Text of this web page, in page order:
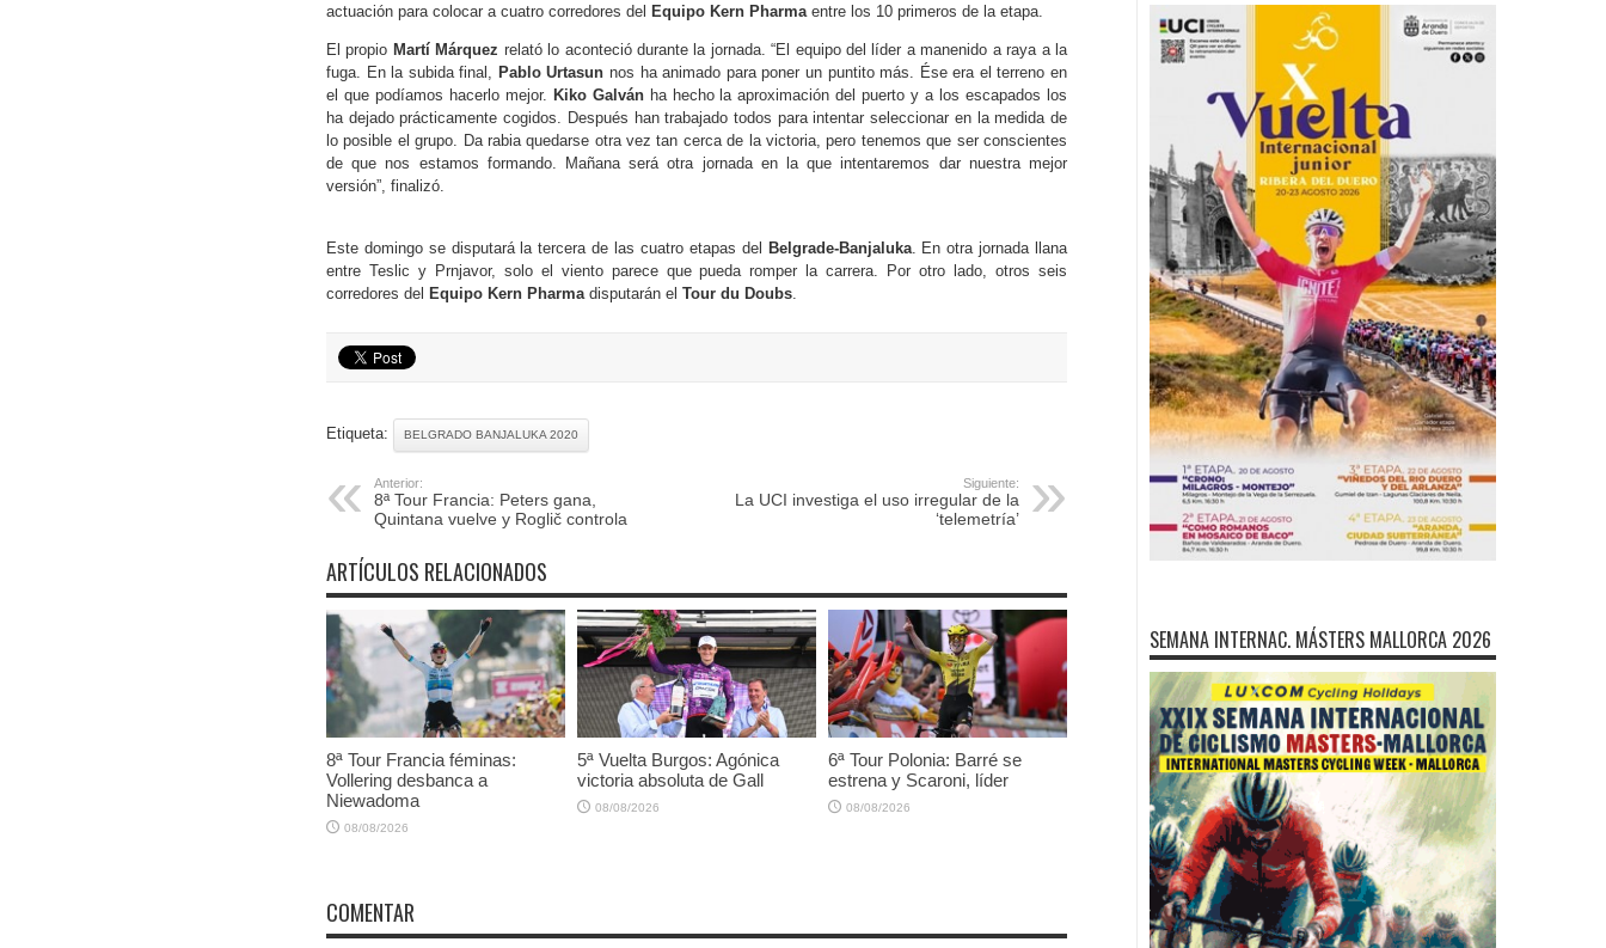
actuación para colocar a cuatro corredores del Equipo Kern Pharmaentre los 10 primeros de la etapa.
El propio Martí Márquez relató lo aconteció durante la jornada. “El equipo del líder a manenido a raya a la
fuga. En la subida final, Pablo Urtasun nos ha animado para poner un puntito más. Ése era el terreno en
el que podíamos hacerlo mejor. Kiko Galvánha hecho la aproximación del puerto y a los escapados los
ha dejado prácticamente cogidos. Después han trabajado todos para intentar seleccionar en la medida de
lo posible el grupo. Da rabia quedarse otra vez tan cerca de la victoria, pero tenemos que ser conscientes
de que nos estamos formando. Mañana será otra jornada en la que intentaremos dar nuestra mejor
versión”, finalizó.
Este domingo se disputará la tercera de las cuatro etapas del Belgrade-Banjaluka. En otra jornada llana
entre Teslic y Prnjavor, solo el viento parece que pueda romper la carrera. Por otro lado, otros seis
corredores del Equipo Kern Pharmadisputarán el Tour du Doubs.
Etiqueta: BELGRADO BANJALUKA 2020
Anterior:
8ª Tour Francia: Peters gana,
Quintana vuelve y Roglič controla
Siguiente:
La UCI investiga el uso irregular de la
‘telemetría’
ARTÍCULOS RELACIONADOS
8ª Tour Francia féminas:
Vollering desbanca a
Niewadoma
08/08/2026
5ª Vuelta Burgos: Agónica
victoria absoluta de Gall
08/08/2026
6ª Tour Polonia: Barré se
estrena y Scaroni, líder
08/08/2026
COMENTAR
SEMANA INTERNAC. MÁSTERS MALLORCA 2026